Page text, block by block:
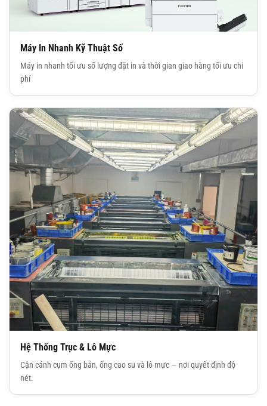
Máy In Nhanh Kỹ Thuật Số
Máy in nhanh tối ưu số lượng đặt in và thời gian giao hàng tối ưu chi
phí
Hệ Thống Trục & Lô Mực
Cận cảnh cụm ống bản, ống cao su và lô mực — nơi quyết định độ
nét.